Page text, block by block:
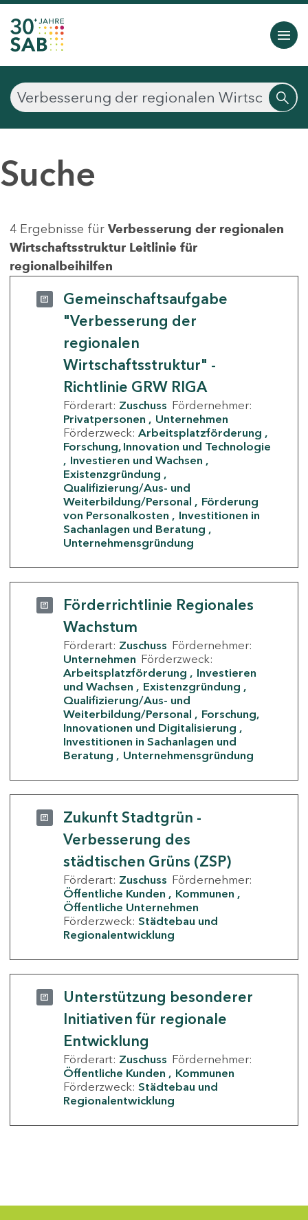
Suche
4 Ergebnisse für Verbesserung der regionalen
Wirtschaftsstruktur Leitlinie für
regionalbeihilfen
Gemeinschaftsaufgabe
"Verbesserung der
regionalen
Wirtschaftsstruktur" -
Richtlinie GRW RIGA
Förderart: Zuschuss Fördernehmer:
Privatpersonen
Unternehmen
Förderzweck: Arbeitsplatzförderung
Forschung, Innovation und Technologie
Investieren und Wachsen
Existenzgründung
Qualifizierung/Aus- und
Weiterbildung/Personal
Förderung
von Personalkosten
Investitionen in
Sachanlagen und Beratung
Unternehmensgründung
Förderrichtlinie Regionales
Wachstum
Förderart: Zuschuss Fördernehmer:
Unternehmen Förderzweck:
Arbeitsplatzförderung
Investieren
und Wachsen
Existenzgründung
Qualifizierung/Aus- und
Weiterbildung/Personal
Forschung,
Innovationen und Digitalisierung
Investitionen in Sachanlagen und
Beratung
Unternehmensgründung
Zukunft Stadtgrün -
Verbesserung des
städtischen Grüns (ZSP)
Förderart: Zuschuss Fördernehmer:
Öffentliche Kunden
Kommunen
Öffentliche Unternehmen
Förderzweck: Städtebau und
Regionalentwicklung
Unterstützung besonderer
Initiativen für regionale
Entwicklung
Förderart: Zuschuss Fördernehmer:
Öffentliche Kunden
Kommunen
Förderzweck: Städtebau und
Regionalentwicklung